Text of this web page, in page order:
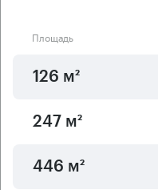
Площадь
126 м²
247 м²
446 м²